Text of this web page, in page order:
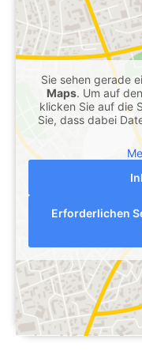
Sie sehen gerade
Maps. Um auf
klicken Sie auf die
Sie, dass dabei
Erforderlichen